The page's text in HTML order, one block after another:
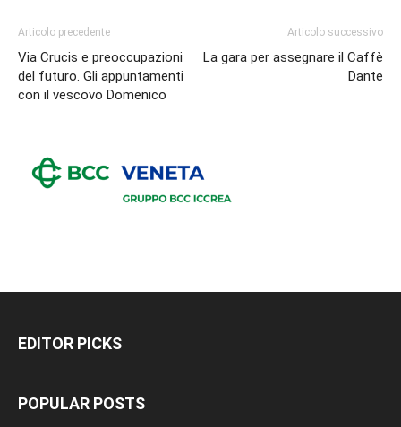
Articolo precedente
Via Crucis e preoccupazioni
del futuro. Gli appuntamenti
con il vescovo Domenico
Articolo successivo
La gara per assegnare il Caffè
Dante
EDITOR PICKS
POPULAR POSTS